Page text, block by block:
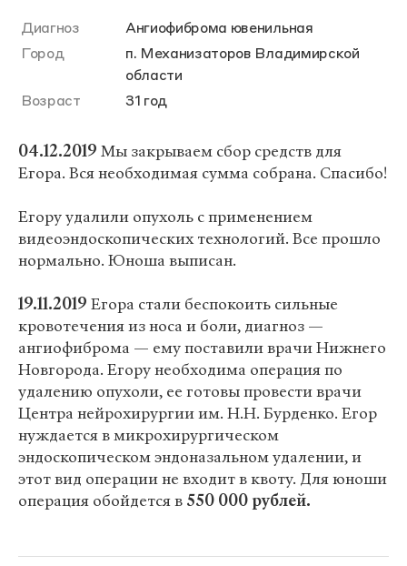
Диагноз
Ангиофиброма ювенильная
Город
п. Механизаторов Владимирской
области
Возраст
31 год
04.12.2019 Мы закрываем сбор средств для
Егора. Вся необходимая сумма собрана. Спасибо!
Егору удалили опухоль с применением
видеоэндоскопических технологий. Все прошло
нормально. Юноша выписан.
19.11.2019 Егора стали беспокоить сильные
кровотечения из носа и боли, диагноз —
ангиофиброма — ему поставили врачи Нижнего
Новгорода. Егору необходима операция по
удалению опухоли, ее готовы провести врачи
Центра нейрохирургии им. Н.Н. Бурденко. Егор
нуждается в микрохирургическом
эндоскопическом эндоназальном удалении, и
этот вид операции не входит в квоту. Для юноши
операция обойдется в 550 000 рублей.